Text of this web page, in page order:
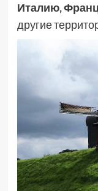
Италию,
другие